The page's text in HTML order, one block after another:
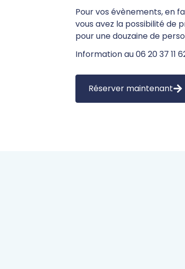
Pour vos évènements, en
vous avez la possibilité de
pour une douzaine de
Information au 06 20 37 11
Réserver maintenant